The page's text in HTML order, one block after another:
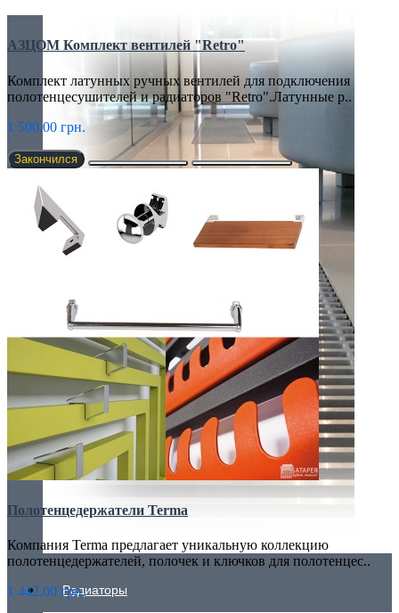
Радиаторы
АЗЦОМ Комплект вентилей "Retro"
Комплект латунных ручных вентилей для подключения
полотенцесушителей и радиаторов "Retro".Латунные р..
1 500.00 грн.
Закончился
Полотенцедержатели Terma
Компания Terma предлагает уникальную коллекцию
полотенцедержателей, полочек и ключков для полотенцес..
1 442.00 грн.